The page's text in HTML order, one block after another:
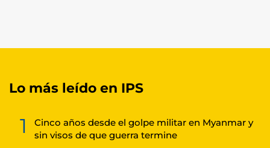
Lo más leído en IPS
1
Cinco años desde el golpe militar en Myanmar y
sin visos de que guerra termine